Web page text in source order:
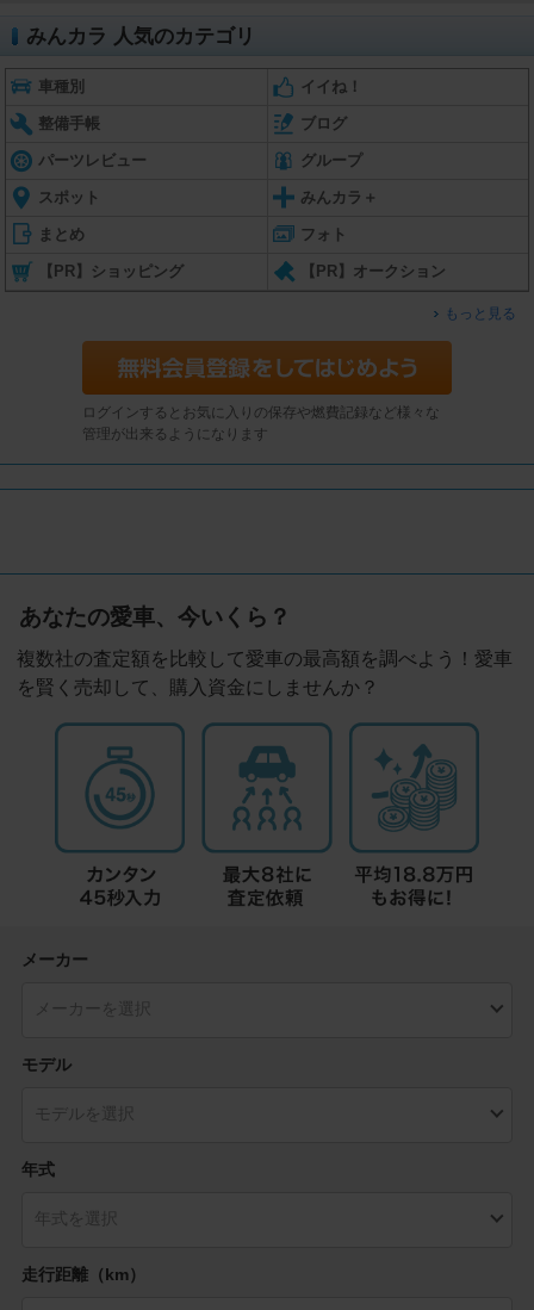
みんカラ 人気のカテゴリ
車種別 イイね！
整備手帳 ブログ
パーツレビュー グループ
スポット みんカラ＋
まとめ フォト
【PR】ショッピング 【PR】オークション
もっと見る
ログインするとお気に入りの保存や燃費記録など様々な
管理が出来るようになります
あなたの愛車、今いくら？
複数社の査定額を比較して愛車の最高額を調べよう！愛車
を賢く売却して、購入資金にしませんか？
メーカー
モデル
年式
走行距離（km）